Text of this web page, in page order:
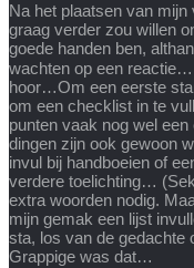
Na het plaatsen van mijn
graag verder zou willen
goede handen ben,
wachten op een
hoor…Om een eerste
om een checklist in te
punten vaak nog wel
dingen zijn ook gewoon
invul bij handboeien of
verdere toelichting…
extra woorden nodig.
mijn gemak een lijst
sta, los van de gedachte
Grappige was dat…